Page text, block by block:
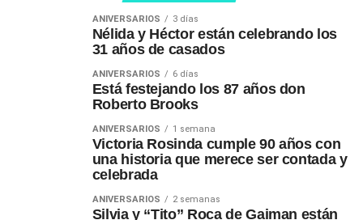
ANIVERSARIOS 3 días
Nélida y Héctor están celebrando los
31 años de casados
ANIVERSARIOS 6 días
Está festejando los 87 años don
Roberto Brooks
ANIVERSARIOS 1 semana
Victoria Rosinda cumple 90 años con
una historia que merece ser contada y
celebrada
ANIVERSARIOS 2 semanas
Silvia y “Tito” Roca de Gaiman están